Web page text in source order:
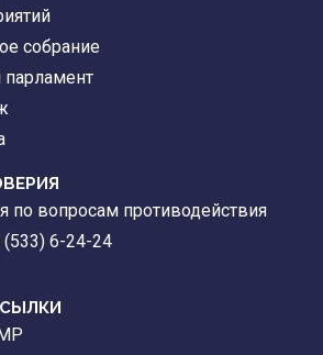
собрание
по вопросам противодействия
(533) 6-24-24